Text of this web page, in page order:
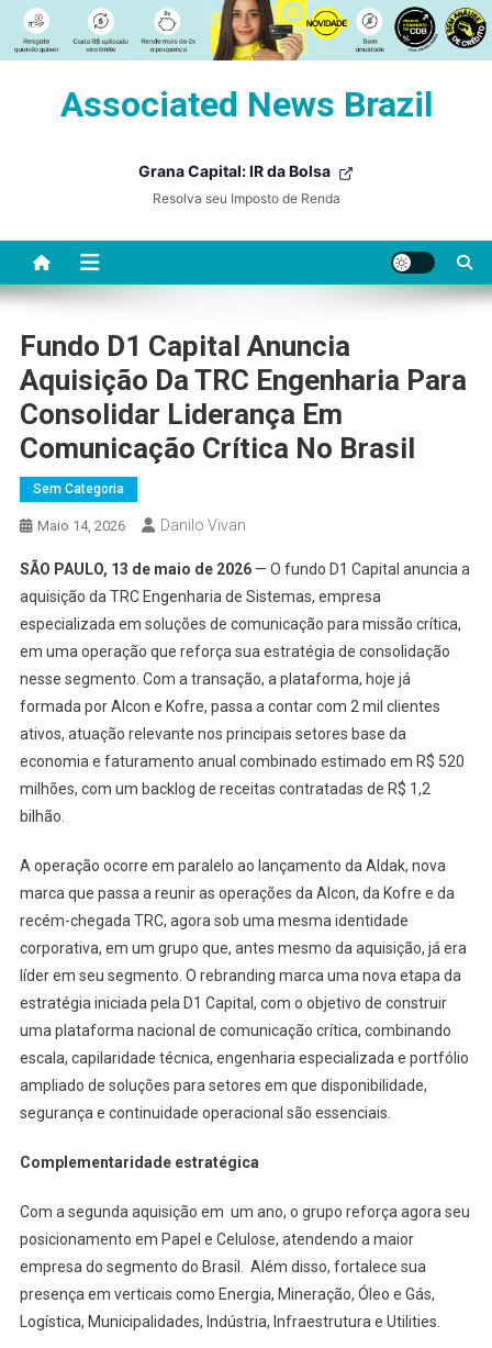
Associated News Brazil
Grana Capital: IR da Bolsa
Resolva seu Imposto de Renda
Fundo D1 Capital Anuncia
Aquisição Da TRC Engenharia Para
Consolidar Liderança Em
Comunicação Crítica No Brasil
Sem Categoria
Maio 14, 2026 Danilo Vivan
SÃO PAULO, 13 de maio de 2026— O fundo D1 Capital anuncia a
aquisição da TRC Engenharia de Sistemas, empresa
especializada em soluções de comunicação para missão crítica,
em uma operação que reforça sua estratégia de consolidação
nesse segmento. Com a transação, a plataforma, hoje já
formada por Alcon e Kofre, passa a contar com 2 mil clientes
ativos, atuação relevante nos principais setores base da
economia e faturamento anual combinado estimado em R$ 520
milhões, com um backlog de receitas contratadas de R$ 1,2
bilhão.
A operação ocorre em paralelo ao lançamento da Aldak, nova
marca que passa a reunir as operações da Alcon, da Kofre e da
recém-chegada TRC, agora sob uma mesma identidade
corporativa, em um grupo que, antes mesmo da aquisição, já era
líder em seu segmento. O rebranding marca uma nova etapa da
estratégia iniciada pela D1 Capital, com o objetivo de construir
uma plataforma nacional de comunicação crítica, combinando
escala, capilaridade técnica, engenharia especializada e portfólio
ampliado de soluções para setores em que disponibilidade,
segurança e continuidade operacional são essenciais.
Complementaridade estratégica
Com a segunda aquisição em um ano, o grupo reforça agora seu
posicionamento em Papel e Celulose, atendendo a maior
empresa do segmento do Brasil. Além disso, fortalece sua
presença em verticais como Energia, Mineração, Óleo e Gás,
Logística, Municipalidades, Indústria, Infraestrutura e Utilities.